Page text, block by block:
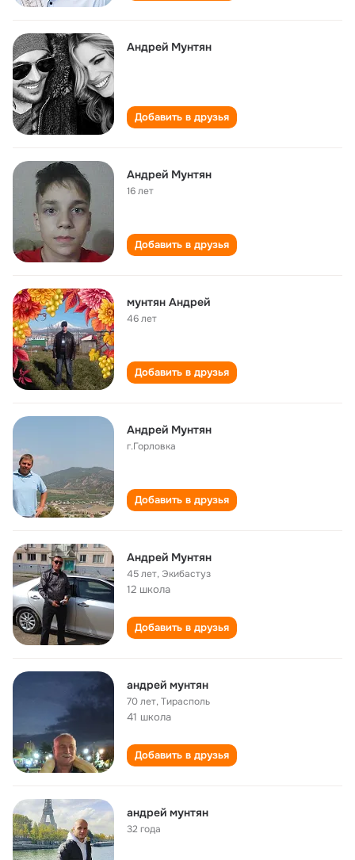
Андрей Мунтян
Добавить в друзья
Андрей Мунтян
16 лет
Добавить в друзья
мунтян Андрей
46 лет
Добавить в друзья
Андрей Мунтян
г.Горловка
Добавить в друзья
Андрей Мунтян
45 лет, Экибастуз
12 школа
Добавить в друзья
андрей мунтян
70 лет,Тирасполь
41 школа
Добавить в друзья
андрей мунтян
32 года